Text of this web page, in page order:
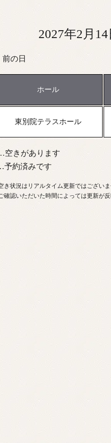
2027年2月
前の日
ホール
東別院テラスホール
空きがあります
約済みです
き状況はリアルタイム更新ではございま
確認いただいた時間によっては更新が